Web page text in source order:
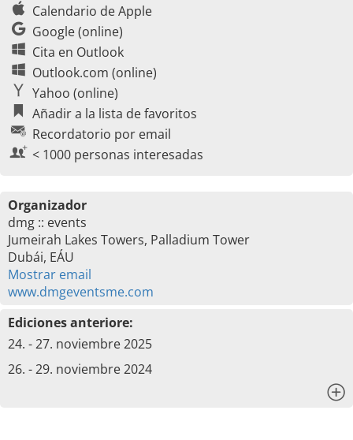
Calendario de Apple
Google (online)
Cita en Outlook
Outlook.com (online)
Yahoo (online)
Añadir a la lista de favoritos
Recordatorio por email
< 1000 personas interesadas
Organizador
dmg :: events
Jumeirah Lakes Towers, Palladium Tower
Dubái, EÁU
Mostrar email
www.dmgeventsme.com
Ediciones anteriore:
24. - 27. noviembre 2025
26. - 29. noviembre 2024